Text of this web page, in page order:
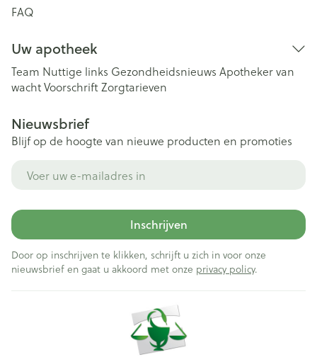
FAQ
Uw apotheek
Team Nuttige links Gezondheidsnieuws Apotheker van
wachtVoorschriftZorgtarieven
Nieuwsbrief
Blijf op de hoogte van nieuwe producten en promoties
Inschrijven
Door op inschrijven te klikken, schrijft u zich in voor onze
nieuwsbrief en gaat u akkoord met onze privacy policy.